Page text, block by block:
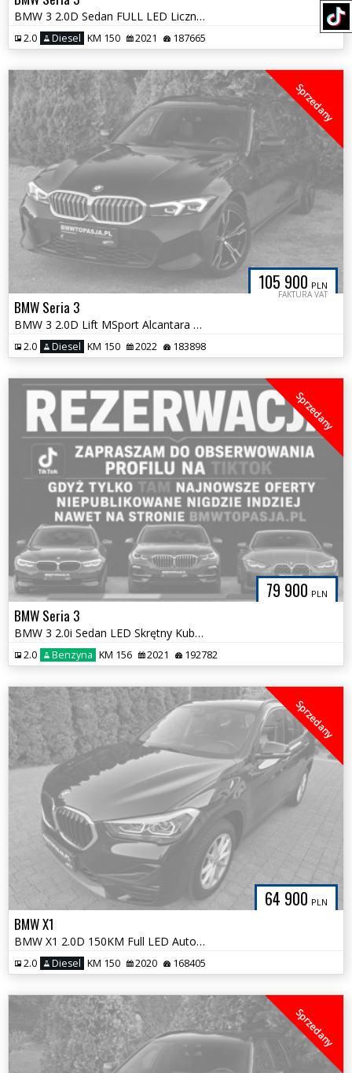
BMW 3 2.0D Sedan FULL LED Licznik Duża Navi 100%Bezwypadkowa SerwisASO
2.0 Diesel KM 150 2021 187665
105 900 PLN
FAKTURA VAT
Sprzedany
BMW Seria 3
BMW 3 2.0D Lift MSport Alcantara Aktywny Tempomat KeyLess Bezwypadkowa
2.0 Diesel KM 150 2022 183898
79 900 PLN
Sprzedany
BMW Seria 3
BMW 3 2.0i Sedan LED Skrętny Kubełki Bezwypadkowa Alpejska Biel HAK
2.0 Benzyna KM 156 2021 192782
64 900 PLN
Sprzedany
BMW X1
BMW X1 2.0D 150KM Full LED Automat Czarna Czujniki Zadbana
2.0 Diesel KM 150 2020 168405
Sprzedany